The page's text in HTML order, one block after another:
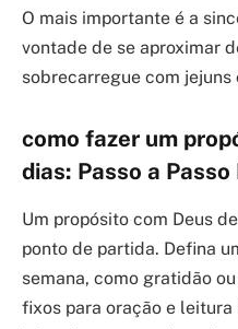
O mais importante é a
vontade de se aproximar
sobrecarregue com
como fazer um
dias: Passo a
Um propósito com Deus
ponto de partida. Defina
semana, como gratidão
fixos para oração e